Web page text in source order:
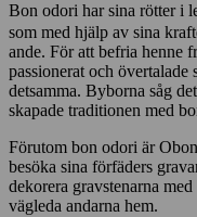
Bon odori har sina rötter i
som med hjälp av sina
ande. För att befria henne
passionerat och övertalade
detsamma. Byborna såg
skapade traditionen med
Förutom bon odori är
besöka sina förfäders
dekorera gravstenarna
vägleda andarna hem.